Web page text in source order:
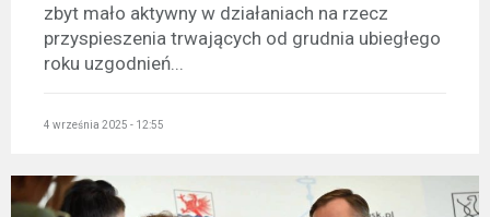
zbyt mało aktywny w działaniach na rzecz
przyspieszenia trwających od grudnia ubiegłego
roku uzgodnień...
4 września 2025 - 12:55